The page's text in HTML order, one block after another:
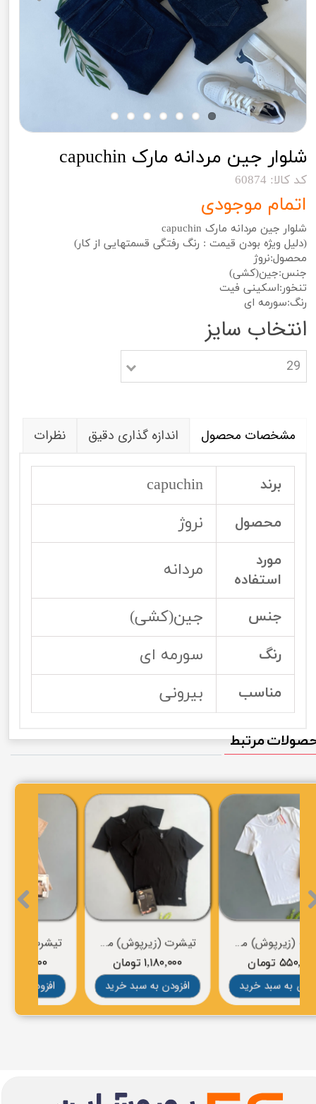
شلوار جین مردانه مارک capuchin
کد کالا: 60874
اتمام موجودی
شلوار جین مردانه مارک capuchin
(دلیل ویژه بودن قیمت : رنگ رفتگی قسمتهایی از کار)
محصول:نروژ
جنس:جین(کشی)
تنخور:اسکینی فیت
رنگ:سورمه ای
انتخاب سایز
29
مشخصات محصول اندازه گذاری دقیق نظرات
برند capuchin
محصول نروژ
مورد
استفاده
مردانه
جنس جین(کشی)
رنگ سورمه ای
مناسب بیرونی
تیشرت (زیرپوش) مردانه برند LOOKS
۱,۱۸۰,۰۰۰ تومان
افزودن به سبد خرید
تیشرت (زیرپوش) مردانه برند ESMARA
۵۵۰,۰۰۰ تومان
افزودن به سبد خرید
مرتبط